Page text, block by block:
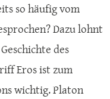
so häufig vom
Dazu lohnt
des
Eros ist zum
wichtig. Platon